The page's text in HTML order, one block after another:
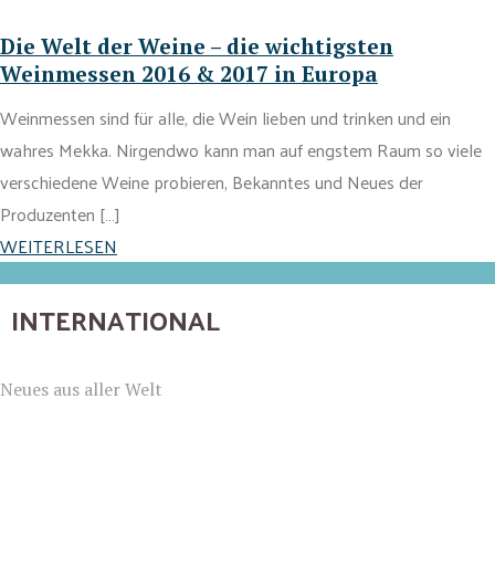
Die Welt der Weine – die wichtigsten
Weinmessen 2016 & 2017 in Europa
Weinmessen sind für alle, die Wein lieben und trinken und ein
wahres Mekka. Nirgendwo kann man auf engstem Raum so viele
verschiedene Weine probieren, Bekanntes und Neues der
Produzenten […]
WEITERLESEN
INTERNATIONAL
Neues aus aller Welt